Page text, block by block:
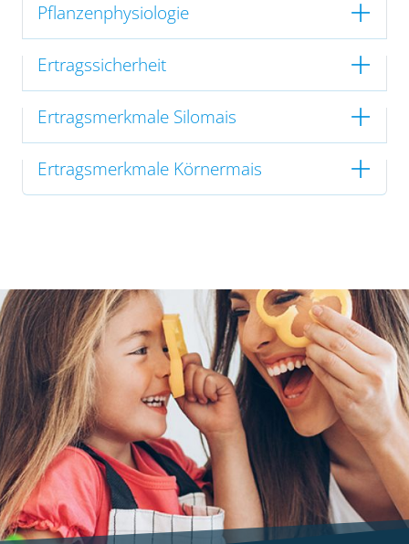
Pflanzenphysiologie
Ertragssicherheit
Ertragsmerkmale Silomais
Ertragsmerkmale Körnermais